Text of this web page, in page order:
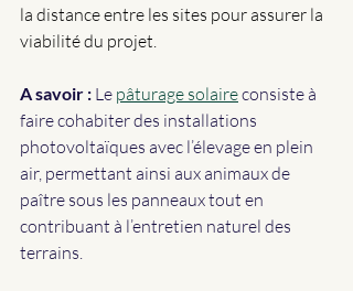
la distance entre les sites pour assurer la
viabilité du projet.
A savoir : Le pâturage solaire consiste à
faire cohabiter des installations
photovoltaïques avec l’élevage en plein
air, permettant ainsi aux animaux de
paître sous les panneaux tout en
contribuant à l’entretien naturel des
terrains.